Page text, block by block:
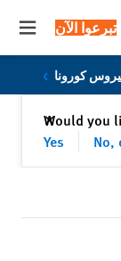
تبرعوا الآن
كورونا
Would you
Yes
No,
✕إغلاق